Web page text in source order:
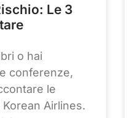
Le 3
o hai
conferenze,
le
Airlines.